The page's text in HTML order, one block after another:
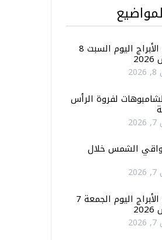
توقعـات الأبراج اليوم السبت 8
لفروة الرأس
الشمس خلال
توقعـات الأبراج اليوم الجمعة 7